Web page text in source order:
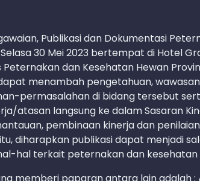
Publikasi dan Dokumentasi
30 Mei 2023 bertempat di Hotel
dan Kesehatan Hewan
menambah pengetahuan,
permasalahan di bidang tersebut
atasan langsung ke dalam Sasaran
pembinaan kinerja dan
diharapkan publikasi dapat menjadi
hal terkait peternakan dan kesehatan
memberi paparan antara lain adalah :